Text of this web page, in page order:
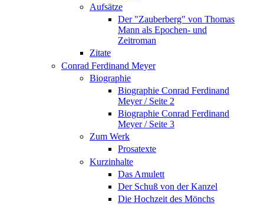
Aufsätze
Der "Zauberberg" von Thomas
Mann als Epochen- und
Zeitroman
Zitate
Conrad Ferdinand Meyer
Biographie
Biographie Conrad Ferdinand
Meyer / Seite 2
Biographie Conrad Ferdinand
Meyer / Seite 3
Zum Werk
Prosatexte
Kurzinhalte
Das Amulett
Der Schuß von der Kanzel
Die Hochzeit des Mönchs